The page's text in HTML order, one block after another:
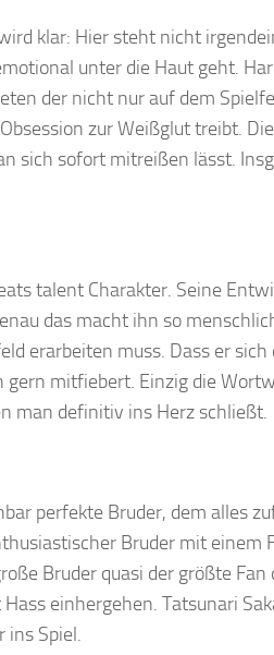
klar: Hier steht nicht
unter die Haut geht.
der nicht nur auf dem
zur Weißglut treibt.
sich sofort mitreißen lässt.
talent Charakter. Seine
das macht ihn so
erarbeiten muss. Dass er
mitfiebert. Einzig die
man definitiv ins Herz schließt.
perfekte Bruder, dem alles
Bruder mit einem
Bruder quasi der größte
einhergehen. Tatsunari
ins Spiel.